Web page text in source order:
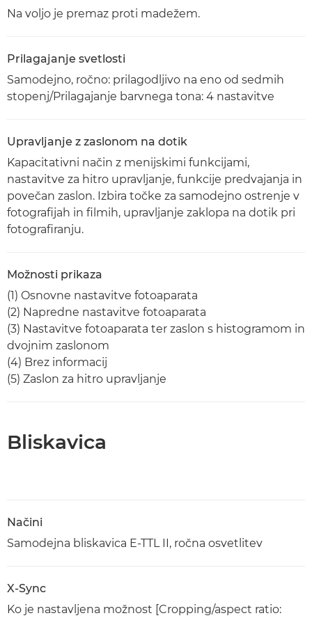
Na voljo je premaz proti madežem.
Prilagajanje svetlosti
Samodejno, ročno: prilagodljivo na eno od sedmih
stopenj/Prilagajanje barvnega tona: 4 nastavitve
Upravljanje z zaslonom na dotik
Kapacitativni način z menijskimi funkcijami,
nastavitve za hitro upravljanje, funkcije predvajanja in
povečan zaslon. Izbira točke za samodejno ostrenje v
fotografijah in filmih, upravljanje zaklopa na dotik pri
fotografiranju.
Možnosti prikaza
(1) Osnovne nastavitve fotoaparata
(2) Napredne nastavitve fotoaparata
(3) Nastavitve fotoaparata ter zaslon s histogramom in
dvojnim zaslonom
(4) Brez informacij
(5) Zaslon za hitro upravljanje
Bliskavica
Načini
Samodejna bliskavica E-TTL II, ročna osvetlitev
X-Sync
Ko je nastavljena možnost [Cropping/aspect ratio: